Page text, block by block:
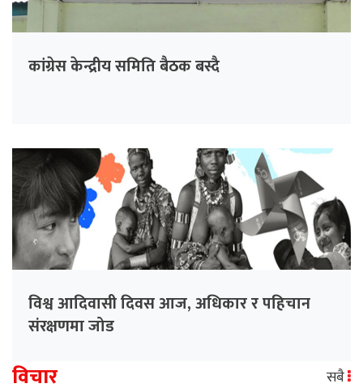
कांग्रेस केन्द्रीय समिति बैठक बस्दै
विश्व आदिवासी दिवस आज, अधिकार र पहिचान
संरक्षणमा जोड
विचार सबै